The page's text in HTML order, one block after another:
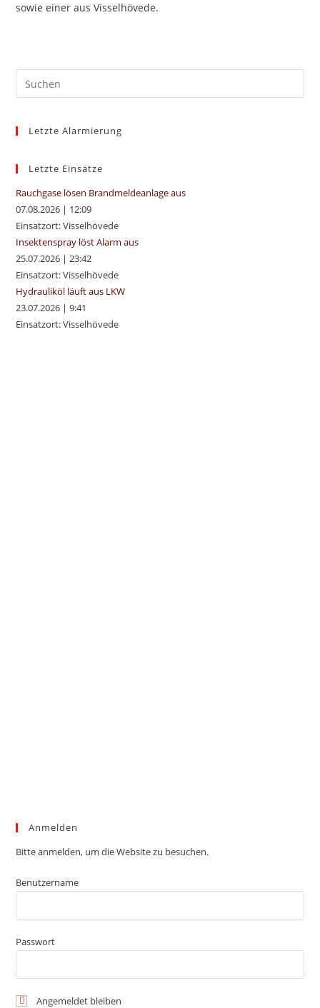
sowie einer aus Visselhövede.
Letzte Alarmierung
Letzte Einsätze
Rauchgase lösen Brandmeldeanlage aus
07.08.2026 | 12:09
Einsatzort: Visselhövede
Insektenspray löst Alarm aus
25.07.2026 |23:42
Einsatzort: Visselhövede
Hydrauliköl läuft aus LKW
23.07.2026 |9:41
Einsatzort: Visselhövede
Anmelden
Bitte anmelden, um die Website zu besuchen.
Benutzername
Passwort
Angemeldet bleiben